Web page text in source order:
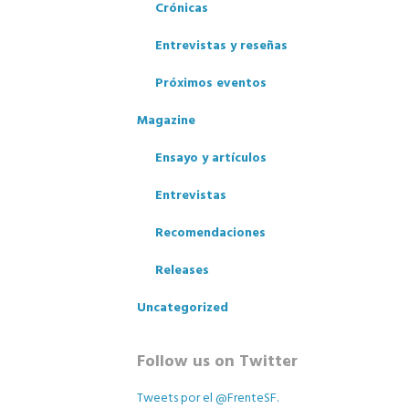
Crónicas
Entrevistas y reseñas
Próximos eventos
Magazine
Ensayo y artículos
Entrevistas
Recomendaciones
Releases
Uncategorized
Follow us on Twitter
Tweets por el @FrenteSF.